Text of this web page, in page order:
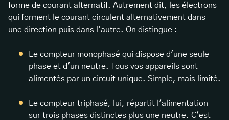
forme de courant alternatif. Autrement dit, les électrons
qui forment le courant circulent alternativement dans
une direction puis dans l'autre. On distingue :
Le compteur monophasé qui dispose d'une seule
phase et d'un neutre. Tous vos appareils sont
alimentés par un circuit unique. Simple, mais limité.
Le compteur triphasé, lui, répartit l'alimentation
sur trois phases distinctes plus une neutre. C'est